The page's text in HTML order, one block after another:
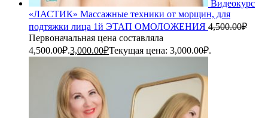
Видеокурс
«ЛАСТИК» Массажные техники от морщин, для
подтяжки лица 1й ЭТАП ОМОЛОЖЕНИЯ 4,500.00₽
Первоначальная цена составляла
4,500.00₽.3,000.00₽Текущая цена: 3,000.00₽.